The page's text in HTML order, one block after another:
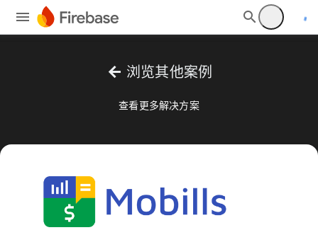
arrow_back 浏览其他案例
查看更多解决方案